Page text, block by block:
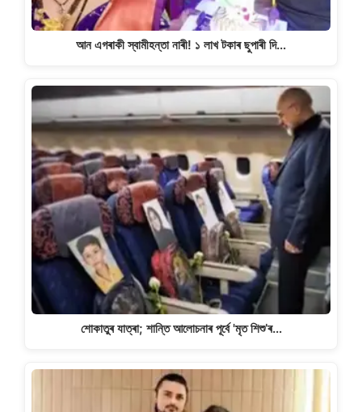
আন এগৰাকী স্বামীহন্তা নাৰী! ১ লাখ টকাৰ ছুপাৰী দি…
শোকাতুৰ যাত্ৰা; শান্তি আলোচনাৰ পূৰ্বে 'মৃত শিশু’ৰ…